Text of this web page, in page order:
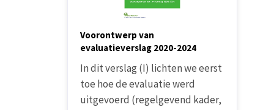
Voorontwerp van
evaluatieverslag 2020-2024
In dit verslag (I) lichten we eerst
toe hoe de evaluatie werd
uitgevoerd (regelgevend kader,